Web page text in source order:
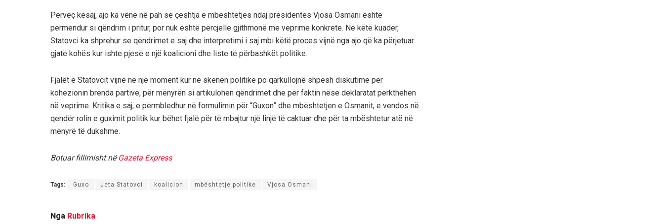
Përveç kësaj, ajo ka vënë në pah se çështja e mbështetjes ndaj presidentes Vjosa Osmani është
përmendur si qëndrim i pritur, por nuk është përcjellë gjithmonë me veprime konkrete. Në këtë kuadër,
Statovci ka shprehur se qëndrimet e saj dhe interpretimi i saj mbi këtë proces vijnë nga ajo që ka përjetuar
gjatë kohës kur ishte pjesë e një koalicioni dhe liste të përbashkët politike.
Fjalët e Statovcit vijnë në një moment kur në skenën politike po qarkullojnë shpesh diskutime për
kohezionin brenda partive, për mënyrën si artikulohen qëndrimet dhe për faktin nëse deklaratat përkthehen
në veprime. Kritika e saj, e përmbledhur në formulimin për “Guxon” dhe mbështetjen e Osmanit, e vendos në
qendër rolin e guximit politik kur bëhet fjalë për të mbajtur një linjë të caktuar dhe për ta mbështetur atë në
mënyrë të dukshme.
Botuar fillimisht në Gazeta Express
Tags: Guxo Jeta Statovci koalicion mbështetje politike Vjosa Osmani
Nga Rubrika